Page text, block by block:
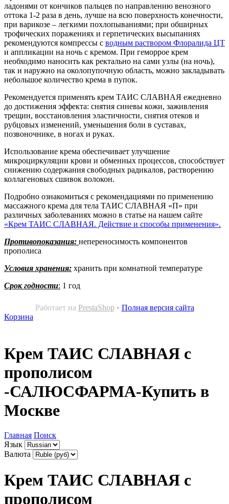
ладонями от кончиков пальцев по направлению венозного
оттока 1-2 раза в день, лучше на всю поверхность конечности,
при варикозе – легкими похлопываниями; при обширных
трофических поражениях и герпетических высыпаниях
рекомендуются компрессы с водным раствором Флоралида ЦТ
и аппликации на ночь с кремом. При геморрое крем
необходимо наносить как ректально на сами узлы (на ночь),
так и наружно на околопупочную область, можно закладывать
небольшое количество крема в пупок.
Рекомендуется применять крем ТАИС СЛАВНАЯ ежедневно
до достижения эффекта: снятия синевы кожи, заживления
трещин, восстановления эластичности, снятия отеков и
рубцовых изменений, уменьшения боли в суставах,
позвоночнике, в ногах и руках.
Использование крема обеспечивает улучшение
микроциркуляции крови и обменных процессов, способствует
снижению содержания свободных радикалов, растворению
коллагеновых сшивок волокон.
Подробно ознакомиться с рекомендациями по применению
массажного крема для тела ТАИС СЛАВНАЯ «П» при
различных заболеваниях можно в статье на нашем сайте
«Крем ТАИС СЛАВНАЯ. Действие и способы применения».
Противопоказания: непереносимость компонентов
прополиса
Условия хранения: хранить при комнатной температуре
Срок годности: 1 год
Работает на PrestaShop• Полная версия сайта
Корзина
Крем ТАИС СЛАВНАЯ с
прополисом
-САЛЮСФАРМА-Купить в
Москве
Главная Поиск
Язык
Валюта
Крем ТАИС СЛАВНАЯ с
прополисом